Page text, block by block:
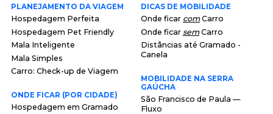
PLANEJAMENTO DA VIAGEM
Hospedagem Perfeita
Hospedagem Pet Friendly
Mala Inteligente
Mala Simples
Carro: Check-up de Viagem
ONDE FICAR (POR CIDADE)
Hospedagem em Gramado
DICAS DE MOBILIDADE
Onde ficar comCarro
Onde ficar semCarro
Distâncias até Gramado -
Canela
MOBILIDADE NA SERRA
GAÚCHA
São Francisco de Paula —
Fluxo